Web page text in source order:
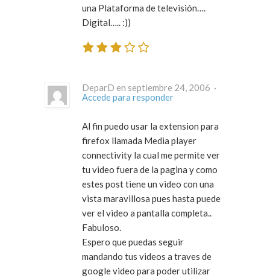
una Plataforma de televisión….
Digital….. :))
DeparD en septiembre 24, 2006 ·
Accede para responder
Al fin puedo usar la extension para
firefox llamada Media player
connectivity la cual me permite ver
tu video fuera de la pagina y como
estes post tiene un video con una
vista maravillosa pues hasta puede
ver el video a pantalla completa..
Fabuloso.
Espero que puedas seguir
mandando tus videos a traves de
google video para poder utilizar